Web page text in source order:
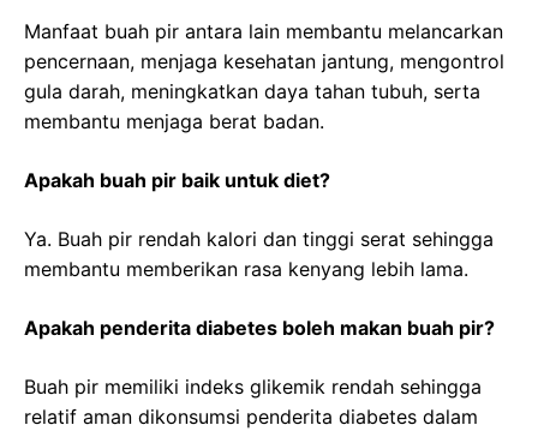
Manfaat buah pir antara lain membantu melancarkan
pencernaan, menjaga kesehatan jantung, mengontrol
gula darah, meningkatkan daya tahan tubuh, serta
membantu menjaga berat badan.
Apakah buah pir baik untuk diet?
Ya. Buah pir rendah kalori dan tinggi serat sehingga
membantu memberikan rasa kenyang lebih lama.
Apakah penderita diabetes boleh makan buah pir?
Buah pir memiliki indeks glikemik rendah sehingga
relatif aman dikonsumsi penderita diabetes dalam